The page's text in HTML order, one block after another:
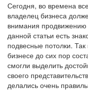
Сегодня, во времена
владелец бизнеса
внимания продвижению
данной статьи есть
подвесные потолки.
бизнесе до сих пор
смогли выделить
своего
делались очень